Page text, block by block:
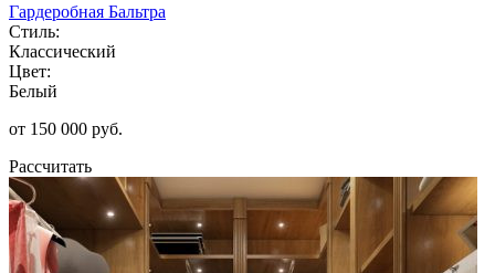
Гардеробная Бальтра
Стиль:
Классический
Цвет:
Белый
от 150 000 руб.
Рассчитать